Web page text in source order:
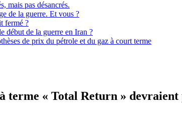
mais pas désancrés.
de la guerre. Et vous ?
fermé ?
début de la guerre en Iran ?
de prix du pétrole et du gaz à court terme
terme « Total Return »